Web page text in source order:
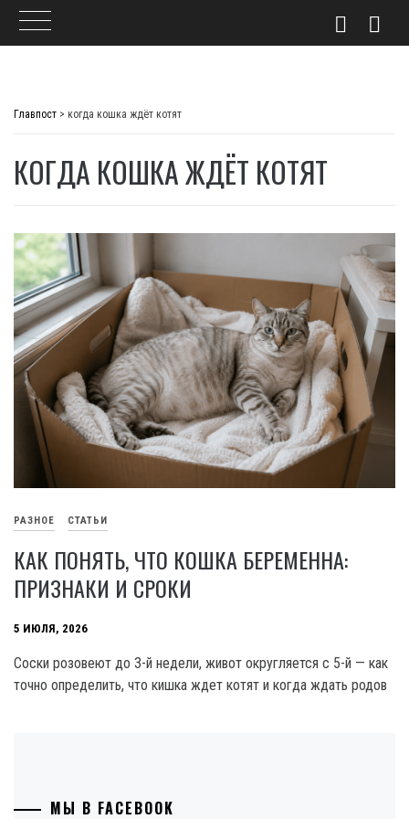
Главпост > когда кошка ждёт котят
КОГДА КОШКА ЖДЁТ КОТЯТ
РАЗНОЕ СТАТЬИ
КАК ПОНЯТЬ, ЧТО КОШКА БЕРЕМЕННА:
ПРИЗНАКИ И СРОКИ
5 ИЮЛЯ, 2026
Соски розовеют до 3-й недели, живот округляется с 5-й — как
точно определить, что кишка ждет котят и когда ждать родов
МЫ В FACEBOOK